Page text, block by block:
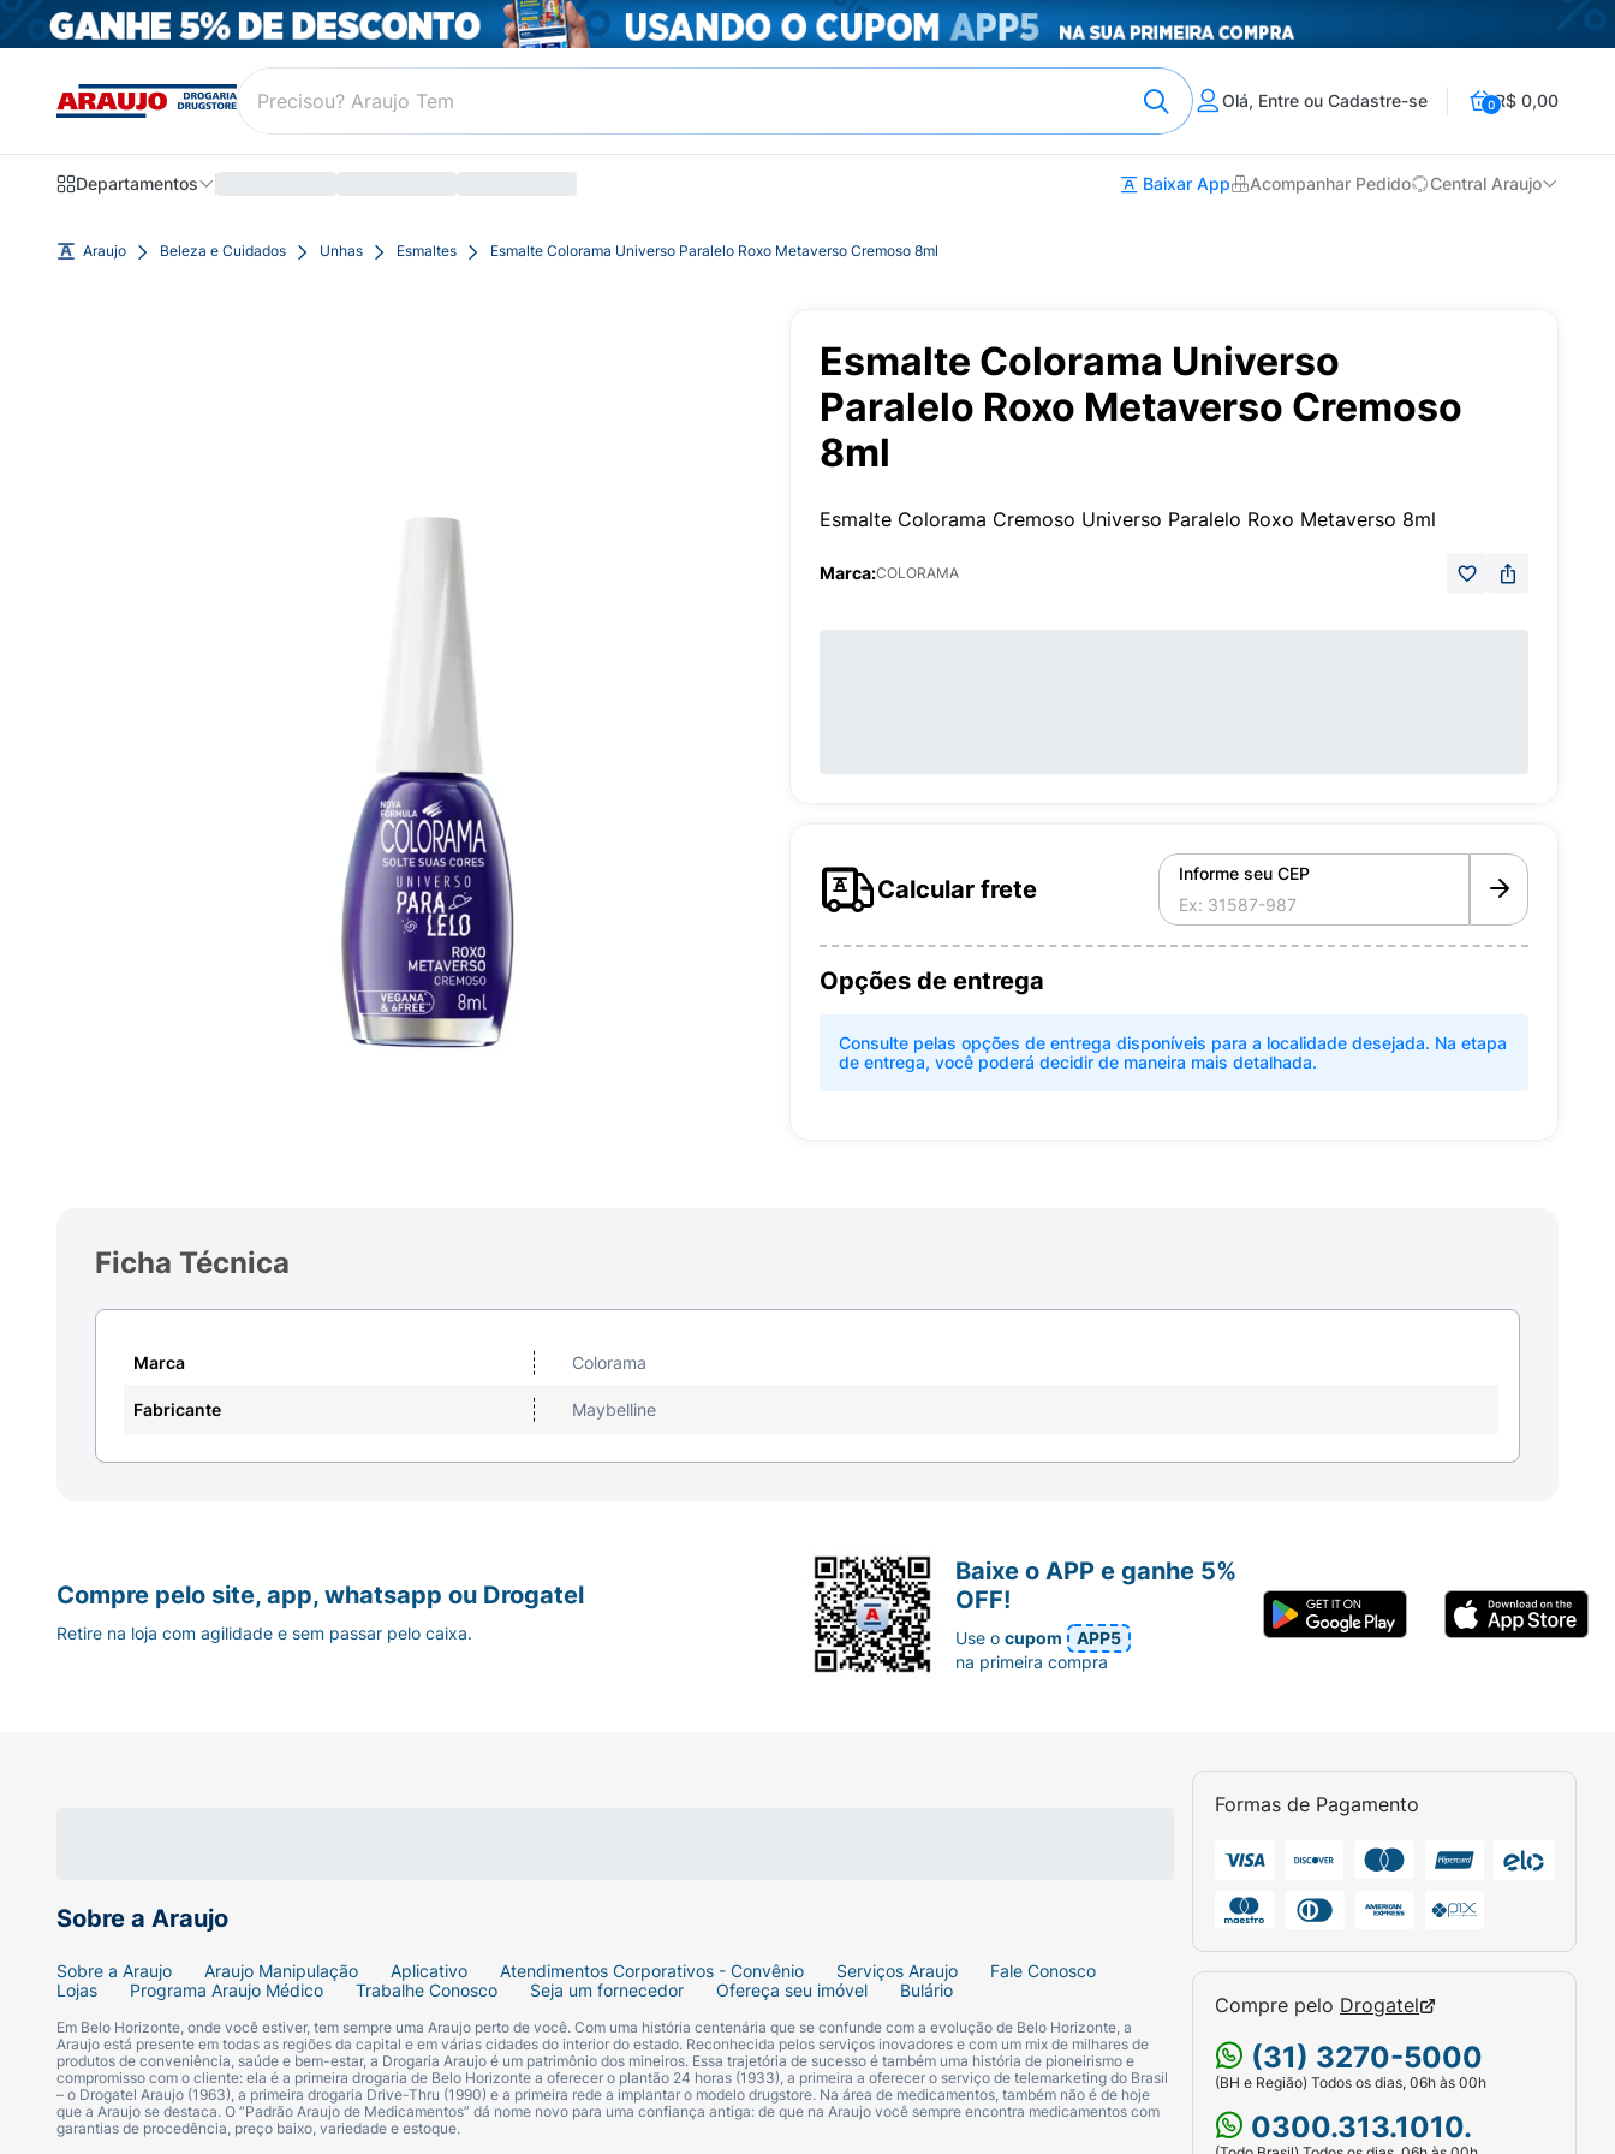
Olá, Entre ou Cadastre-se 0R$ 0,00
Departamentos Baixar App Acompanhar Pedido Central Araujo
Araujo Beleza e Cuidados Unhas Esmaltes Esmalte Colorama Universo Paralelo Roxo Metaverso Cremoso 8ml
Esmalte Colorama Universo
Paralelo Roxo Metaverso Cremoso
8ml
Esmalte Colorama Cremoso Universo Paralelo Roxo Metaverso 8ml
Marca:COLORAMA
Calcular frete
Informe seu CEP
Opções de entrega
Consulte pelas opções de entrega disponíveis para a localidade desejada. Na etapa
de entrega, você poderá decidir de maneira mais detalhada.
Ficha Técnica
Marca Colorama
Fabricante Maybelline
Sobre a Araujo
Sobre a Araujo Araujo Manipulação Aplicativo Atendimentos Corporativos - Convênio Serviços Araujo
Fale Conosco
Lojas
Programa Araujo Médico Trabalhe Conosco Seja um fornecedor Ofereça seu imóvel Bulário
Em Belo Horizonte, onde você estiver, tem sempre uma Araujo perto de você. Com uma história centenária que se confunde com a evolução de Belo Horizonte, a
Araujo está presente em todas as regiões da capital e em várias cidades do interior do estado. Reconhecida pelos serviços inovadores e com um mix de milhares de
produtos de conveniência, saúde e bem-estar, a Drogaria Araujo é um patrimônio dos mineiros. Essa trajetória de sucesso é também uma história de pioneirismo e
compromisso com o cliente: ela é a primeira drogaria de Belo Horizonte a oferecer o plantão 24 horas (1933), a primeira a oferecer o serviço de telemarketing do Brasil
– o Drogatel Araujo (1963), a primeira drogaria Drive-Thru (1990) e a primeira rede a implantar o modelo drugstore. Na área de medicamentos, também não é de hoje
que a Araujo se destaca. O “Padrão Araujo de Medicamentos” dá nome novo para uma confiança antiga: de que na Araujo você sempre encontra medicamentos com
garantias de procedência, preço baixo, variedade e estoque.
Formas de Pagamento
Compre pelo Drogatel
(31) 3270-5000
(BH e Região) Todos os dias, 06h às 00h
0300.313.1010.
Compre pelo site, app, whatsapp ou Drogatel
Retire na loja com agilidade e sem passar pelo caixa.
Baixe o APP e ganhe 5%
OFF!
Use ocupom
APP5
na primeira compra